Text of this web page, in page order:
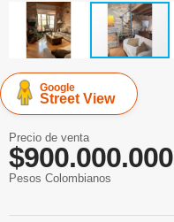
Google
Street View
Precio de venta
$900.000.000
Pesos Colombianos